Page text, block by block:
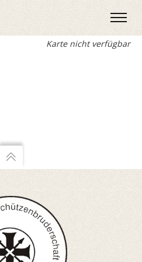
Karte nicht verfügbar